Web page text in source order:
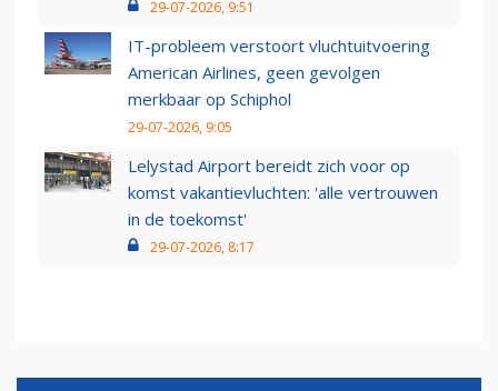
29-07-2026, 9:51
IT-probleem verstoort vluchtuitvoering
American Airlines, geen gevolgen
merkbaar op Schiphol
29-07-2026, 9:05
Lelystad Airport bereidt zich voor op
komst vakantievluchten: 'alle vertrouwen
in de toekomst'
29-07-2026, 8:17